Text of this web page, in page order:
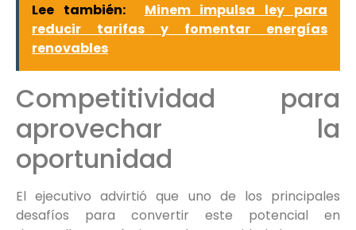
Lee también:
Minem impulsa ley para
reducir tarifas y fomentar energías
renovables
Competitividad para
aprovechar la
oportunidad
El ejecutivo advirtió que uno de los principales
desafíos para convertir este potencial en